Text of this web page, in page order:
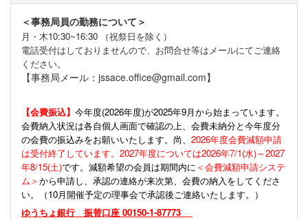
＜事務局員の勤務について＞
月・木10:30~16:30 （祝祭日を除く）
電話受付はしておりませんので、お問合せ等はメールにてご連絡
ください。
【事務局メール：jssace.office@gmail.com】
【会費振込】 今年度(2026年度)が2025年9月から始まっています。
会費納入状況は各自個人画面で確認の上、会費未納分と今年度分
の会費の振込みをお願いいたします。尚、 2026年度会費減額申請
は受付終了しています。2027年度については2026年7/1(水)～2027
年8/15(土)です。減額希望の会員は期間内に ＜会費減額申請システ
ム＞から申請し、承認の連絡が来次第、会費の納入をしてくださ
い。（10月開催予定の理事会で承認後ご連絡いたします。）
ゆうちょ銀行 振替口座 00150-1-87773